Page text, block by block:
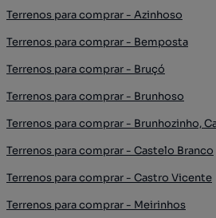
Terrenos para comprar - Azinhoso
Terrenos para comprar - Bemposta
Terrenos para comprar - Bruçó
Terrenos para comprar - Brunhoso
Terrenos para comprar - Brunhozinho,
Terrenos para comprar - Castelo Branco
Terrenos para comprar - Castro Vicente
Terrenos para comprar - Meirinhos